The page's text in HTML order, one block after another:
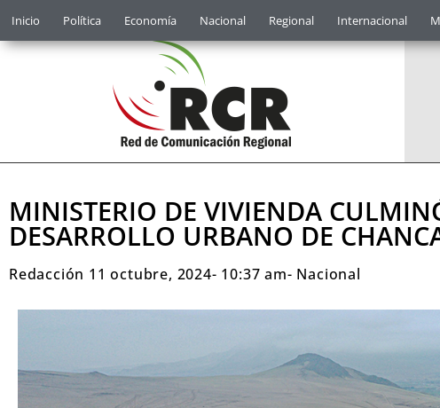
Inicio Política Economía Nacional Regional Internacional
MINISTERIO DE VIVIENDA
DESARROLLO URBANO DE
Redacción 11 octubre, 2024- 10:37 am- Nacional